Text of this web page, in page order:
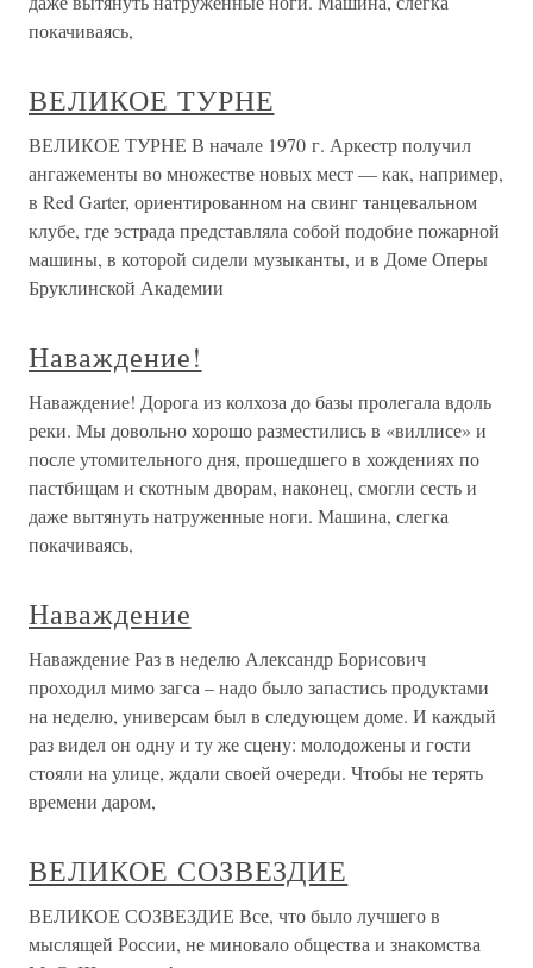
покачиваясь,
ВЕЛИКОЕ ТУРНЕ
ВЕЛИКОЕ ТУРНЕ В начале 1970 г. Аркестр получил
ангажементы во множестве новых мест — как, например,
в Red Garter, ориентированном на свинг танцевальном
клубе, где эстрада представляла собой подобие пожарной
машины, в которой сидели музыканты, и в Доме Оперы
Бруклинской Академии
Наваждение!
Наваждение! Дорога из колхоза до базы пролегала вдоль
реки. Мы довольно хорошо разместились в «виллисе» и
после утомительного дня, прошедшего в хождениях по
пастбищам и скотным дворам, наконец, смогли сесть и
даже вытянуть натруженные ноги. Машина, слегка
покачиваясь,
Наваждение
Наваждение Раз в неделю Александр Борисович
проходил мимо загса – надо было запастись продуктами
на неделю, универсам был в следующем доме. И каждый
раз видел он одну и ту же сцену: молодожены и гости
стояли на улице, ждали своей очереди. Чтобы не терять
времени даром,
ВЕЛИКОЕ СОЗВЕЗДИЕ
ВЕЛИКОЕ СОЗВЕЗДИЕ Все, что было лучшего в
мыслящей России, не миновало общества и знакомства